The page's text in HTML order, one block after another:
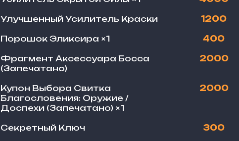
Улучшенный Усилитель Краски
1200
Порошок Эликсира ×1
400
Фрагмент Аксессуара Босса
(Запечатано)
2000
Купон Выбора Свитка
Благословения: Оружие /
Доспехи (Запечатано) ×1
2000
Секретный Ключ 300